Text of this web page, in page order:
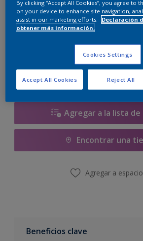
Tamaño
1 litros
Calculadora de
Agregar a la lista de
Encontrar una
Agregar a espacio
Beneficios clave
By clicking “Accept All Cookies”, you agree to
on your device to enhance site navigation,
assist in our marketing efforts.
Declaración
obtener más información.
Cookies Settings
Reject All
Accept All Cookies